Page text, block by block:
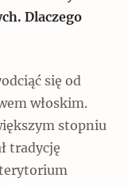
Dlaczego
się od
włoskim.
stopniu
tradycję
terytorium